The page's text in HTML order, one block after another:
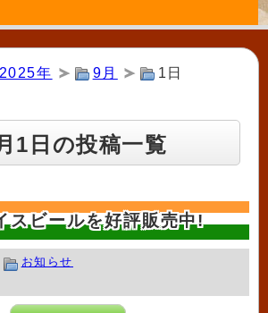
2025年 9月 1日
1日の投稿一覧
スビールを好評販売中!
お知らせ